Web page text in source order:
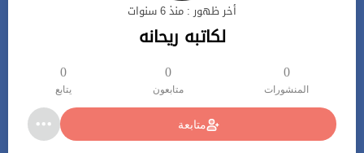
أخر ظهور : منذ 6 سنوات
لكاتبه ريحانه
0
المنشورات
0
متابعون
0
يتابع
متابعة